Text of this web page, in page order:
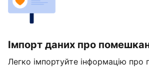
Імпорт даних про
Легко імпортуйте інформацію про